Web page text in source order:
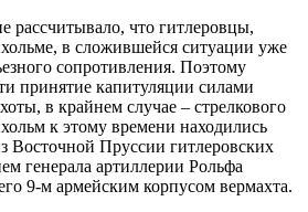
рассчитывало, что гитлеровцы,
в сложившейся ситуации уже
сопротивления. Поэтому
принятие капитуляции силами
в крайнем случае – стрелкового
к этому времени находились
Восточной Пруссии гитлеровских
генерала артиллерии Рольфа
9-м армейским корпусом вермахта.